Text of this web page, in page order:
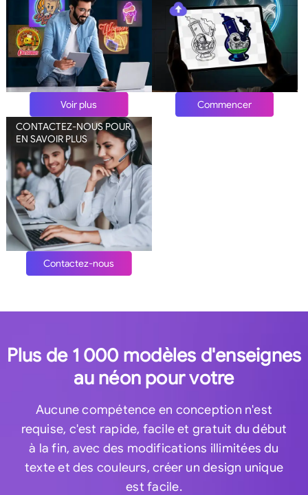
Voir plus
Commencer
CONTACTEZ-NOUS POUR
EN SAVOIR PLUS
Contactez-nous
Plus de 1 000 modèles d'enseignes
au néon pour votre
Aucune compétence en conception n'est
requise, c'est rapide, facile et gratuit du début
à la fin, avec des modifications illimitées du
texte et des couleurs, créer un design unique
est facile.